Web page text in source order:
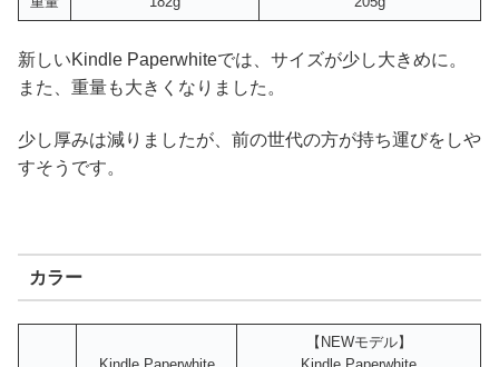
新しいKindle Paperwhiteでは、サイズが少し大きめに。
また、重量も大きくなりました。
少し厚みは減りましたが、前の世代の方が持ち運びをしや
すそうです。
カラー
【NEWモデル】